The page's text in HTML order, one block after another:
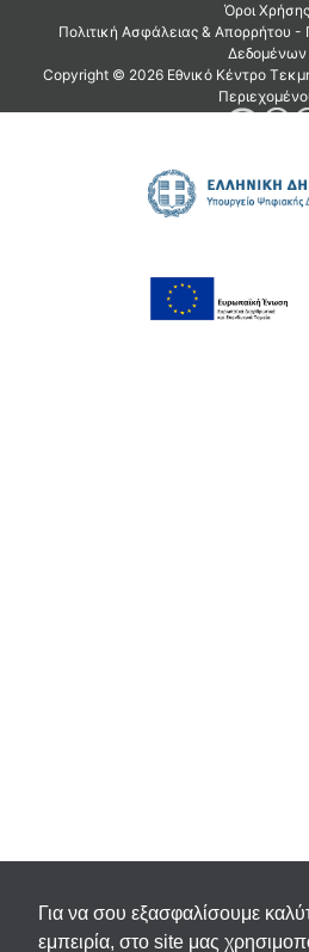
Για να σου εξασφαλίσουμε
εμπειρία, στο site μας